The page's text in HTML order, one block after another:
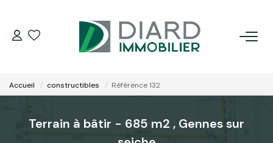
LOUER
VENDRE / ESTIMER
Accueil constructibles Référence 132
Terrain à bâtir - 685 m2 , Gennes sur